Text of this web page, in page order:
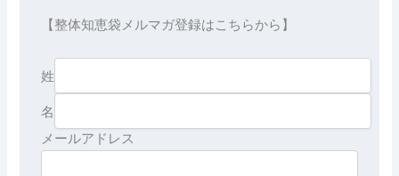
【整体知恵袋メルマガ登録はこちらから】
姓
名